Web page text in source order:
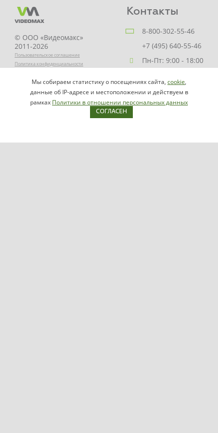
© ООО «Видеомакс»
2011-2026
Пользовательское соглашение
Политика конфиденциальности
НАПИСАТЬ
РУКОВОДИТЕЛЮ
Контакты
8-800-302-55-46
+7 (495) 640-55-46
Пн-Пт: 9:00 - 18:00
info@videomax.ru
Карта сайта
Продукция
Мы собираем статистику о посещениях сайта, cookie,
данные об IP-адресе и местоположении и действуем в
рамках Политики в отношении персональных данных
СОГЛАСЕН